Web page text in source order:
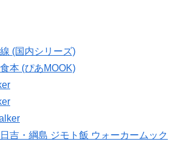
(国内シリーズ)
本 (ぴあMOOK)
吉・綱島 ジモト飯 ウォーカームック